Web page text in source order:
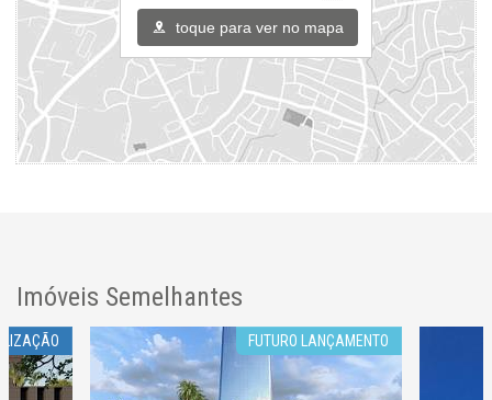
toque para ver no mapa
Imóveis Semelhantes
FUTURO LANÇAMENTO